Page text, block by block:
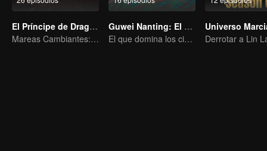
El Príncipe de Dragón
Mareas Cambiantes: La Odisea de un Joven Escritor
Guwei Nanting: El Elegido
El que domina los cielos — ¡Que comience la batalla!